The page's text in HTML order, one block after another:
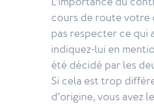
cours de route votre
pas respecter ce qui
indiquez-lui en
été décidé par les
Si cela est trop
d’origine, vous avez